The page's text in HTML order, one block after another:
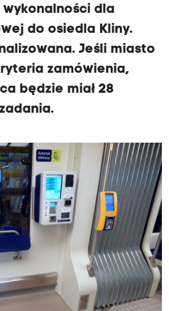
dla
do osiedla Kliny.
Jeśli miasto
zamówienia,
będzie miał 28